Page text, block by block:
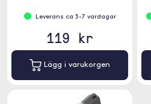
Leverans ca 3-7 vardagar
119 kr
Lägg i varukorgen